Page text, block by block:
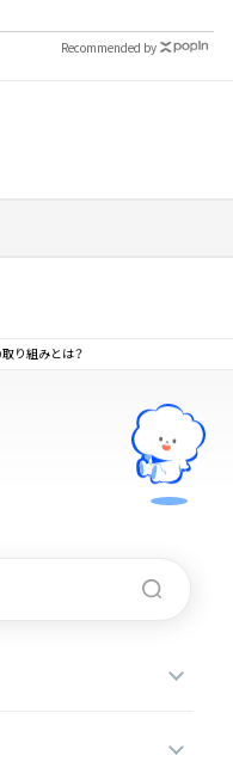
Recommended by
り組みとは？